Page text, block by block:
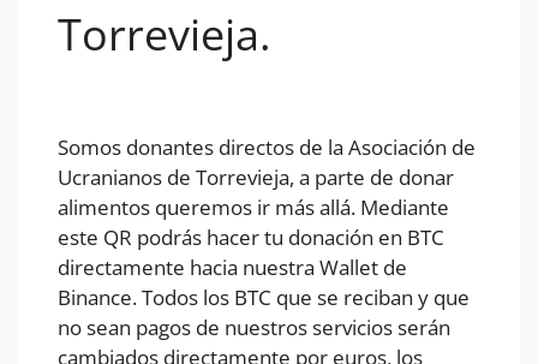
Torrevieja.
Somos donantes directos de la Asociación de
Ucranianos de Torrevieja, a parte de donar
alimentos queremos ir más allá. Mediante
este QR podrás hacer tu donación en BTC
directamente hacia nuestra Wallet de
Binance. Todos los BTC que se reciban y que
no sean pagos de nuestros servicios serán
cambiados directamente por euros, los